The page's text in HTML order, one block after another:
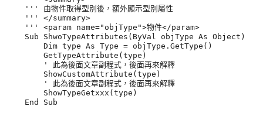
    ''' 由物件取得型別後，額外顯示型別屬性
    ''' </summary>
    ''' <param name="objType">物件</param>
    Sub ShwoTypeAttributes(ByVal objType As Object)
        Dim type As Type = objType.GetType()
        GetTypeAttribute(type)
        ' 此為後面文章副程式，後面再來解釋
        ShowCustomAttribute(type)
        ' 此為後面文章副程式，後面再來解釋
        ShowTypeGetxxx(type)
    End Sub